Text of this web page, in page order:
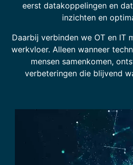
eerst datakoppelingen en
inzichten en
Daarbij verbinden we OT en IT
werkvloer. Alleen wanneer
mensen samenkomen,
verbeteringen die blijvend